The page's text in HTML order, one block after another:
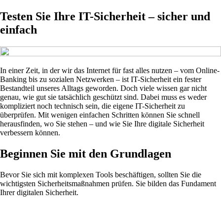
Testen Sie Ihre IT-Sicherheit – sicher und
einfach
In einer Zeit, in der wir das Internet für fast alles nutzen – vom Online-
Banking bis zu sozialen Netzwerken – ist IT-Sicherheit ein fester
Bestandteil unseres Alltags geworden. Doch viele wissen gar nicht
genau, wie gut sie tatsächlich geschützt sind. Dabei muss es weder
kompliziert noch technisch sein, die eigene IT-Sicherheit zu
überprüfen. Mit wenigen einfachen Schritten können Sie schnell
herausfinden, wo Sie stehen – und wie Sie Ihre digitale Sicherheit
verbessern können.
Beginnen Sie mit den Grundlagen
Bevor Sie sich mit komplexen Tools beschäftigen, sollten Sie die
wichtigsten Sicherheitsmaßnahmen prüfen. Sie bilden das Fundament
Ihrer digitalen Sicherheit.